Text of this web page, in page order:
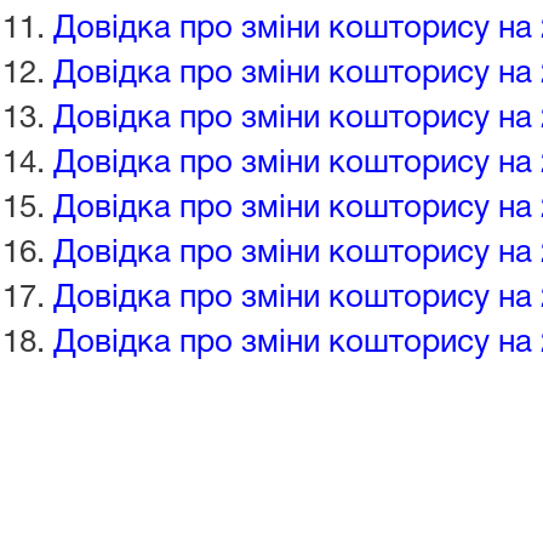
Довідка про зміни кошторису на
Довідка про зміни кошторису на
Довідка про зміни кошторису на
Довідка про зміни кошторису на
Довідка про зміни кошторису на
Довідка про зміни кошторису на
Довідка про зміни кошторису на
Довідка про зміни кошторису на